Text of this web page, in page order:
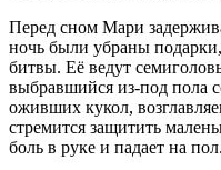
Перед сном Мари
ночь были убраны
битвы. Её ведут
выбравшийся из-под пола
оживших кукол,
стремится защитить
боль в руке и падает на